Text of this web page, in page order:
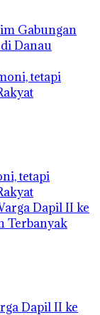
Gabungan
Danau
tetapi
Dapil II ke